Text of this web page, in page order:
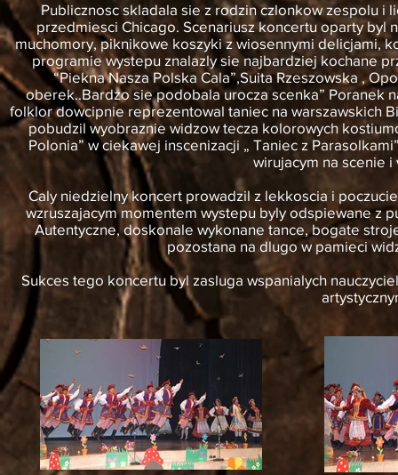
Publicznosc skladala sie z rodzin czlonkow zespolu i
przedmiesci Chicago. Scenariusz koncertu oparty
muchomory, piknikowe koszyki z wiosennymi delicjami,
programie wystepu znalazly sie najbardziej kochane
“Piekna Nasza Polska Cala”,Suita Rzeszowska ,
oberek..Bardzo sie podobala urocza scenka” Poranek
folklor dowcipnie reprezentowal taniec na warszawskich
pobudzil wyobraznie widzow tecza kolorowych
Polonia” w ciekawej inscenizacji „ Taniec z
wirujacym na scenie
Caly niedzielny koncert prowadzil z lekkoscia i
wzruszajacym momentem wystepu byly odspiewane z
Autentyczne, doskonale wykonane tance, bogate
pozostana na dlugo w pamieci
Sukces tego koncertu byl zasluga wspanialych